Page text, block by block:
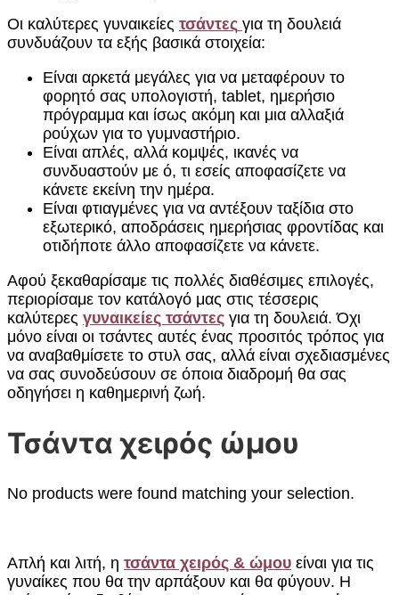
Οι καλύτερες γυναικείες τσάντες για τη δουλειά
συνδυάζουν τα εξής βασικά στοιχεία:
Είναι αρκετά μεγάλες για να μεταφέρουν το
φορητό σας υπολογιστή, tablet, ημερήσιο
πρόγραμμα και ίσως ακόμη και μια αλλαξιά
ρούχων για το γυμναστήριο.
Είναι απλές, αλλά κομψές, ικανές να
συνδυαστούν με ό, τι εσείς αποφασίζετε να
κάνετε εκείνη την ημέρα.
Είναι φτιαγμένες για να αντέξουν ταξίδια στο
εξωτερικό, αποδράσεις ημερήσιας φροντίδας και
οτιδήποτε άλλο αποφασίζετε να κάνετε.
Αφού ξεκαθαρίσαμε τις πολλές διαθέσιμες επιλογές,
περιορίσαμε τον κατάλογό μας στις τέσσερις
καλύτερες γυναικείες τσάντες για τη δουλειά. Όχι
μόνο είναι οι τσάντες αυτές ένας προσιτός τρόπος για
να αναβαθμίσετε το στυλ σας, αλλά είναι σχεδιασμένες
να σας συνοδεύσουν σε όποια διαδρομή θα σας
οδηγήσει η καθημερινή ζωή.
Τσάντα χειρός ώμου
No products were found matching your selection.
Απλή και λιτή, η τσάντα χειρός & ώμου είναι για τις
γυναίκες που θα την αρπάξουν και θα φύγουν. Η